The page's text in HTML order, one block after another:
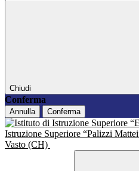
Chiudi
Conferma
Annulla Conferma
Istruzione Superiore “Palizzi
Vasto (CH)